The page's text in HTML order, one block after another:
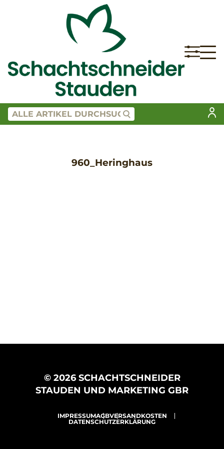
960_Heringhaus
© 2026 SCHACHTSCHNEIDER
STAUDEN UND MARKETING GBR
IMPRESSUMAGBVERSANDKOSTEN
DATENSCHUTZERKLÄRUNG